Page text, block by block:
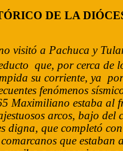
DE LA
visitó a Pachuca y
que, por cerca de
su corriente, ya
fenómenos
Maximiliano estaba al
arcos, bajo del
digna, que completó
que estaban